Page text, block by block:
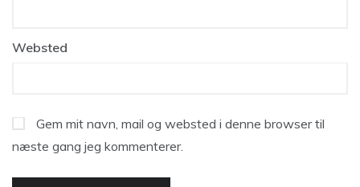
Websted
Gem mit navn, mail og websted i denne browser til
næste gang jeg kommenterer.